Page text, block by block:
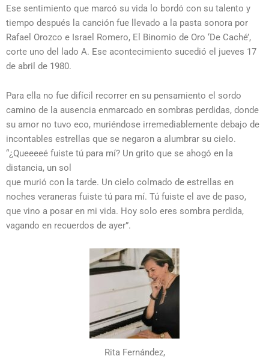
Ese sentimiento que marcó su vida lo bordó con su talento y
tiempo después la canción fue llevado a la pasta sonora por
Rafael Orozco e Israel Romero, El Binomio de Oro ‘De Caché’,
corte uno del lado A. Ese acontecimiento sucedió el jueves 17
de abril de 1980.
Para ella no fue difícil recorrer en su pensamiento el sordo
camino de la ausencia enmarcado en sombras perdidas, donde
su amor no tuvo eco, muriéndose irremediablemente debajo de
incontables estrellas que se negaron a alumbrar su cielo.
“¿Queeeeé fuiste tú para mí? Un grito que se ahogó en la
distancia, un sol
que murió con la tarde. Un cielo colmado de estrellas en
noches veraneras fuiste tú para mí. Tú fuiste el ave de paso,
que vino a posar en mi vida. Hoy solo eres sombra perdida,
vagando en recuerdos de ayer”.
Rita Fernández,